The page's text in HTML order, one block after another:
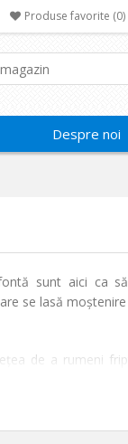
Produse favorite (0)
Despre noi
sunt aici ca
se lasă
de a rumeni
oferă o
antiaderentă